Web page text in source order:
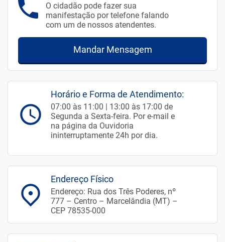
O cidadão pode fazer sua
manifestação por telefone falando
com um de nossos atendentes.
Mandar Mensagem
Horário e Forma de Atendimento:
07:00 às 11:00 | 13:00 às 17:00 de
Segunda a Sexta-feira. Por e-mail e
na página da Ouvidoria
ininterruptamente 24h por dia.
Endereço Físico
Endereço: Rua dos Três Poderes, nº
777 – Centro – Marcelândia (MT) –
CEP 78535-000